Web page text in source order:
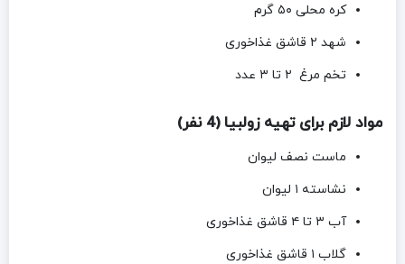
کره محلی ۵۰ گرم
شهد ۲ قاشق غذاخوری
تخم مرغ ۲ تا ۳ عدد
مواد لازم برای تهیه زولبیا (4 نفر)
ماست نصف لیوان
نشاسته ۱ لیوان
آب ۳ تا ۴ قاشق غذاخوری
گلاب ۱ قاشق غذاخوری